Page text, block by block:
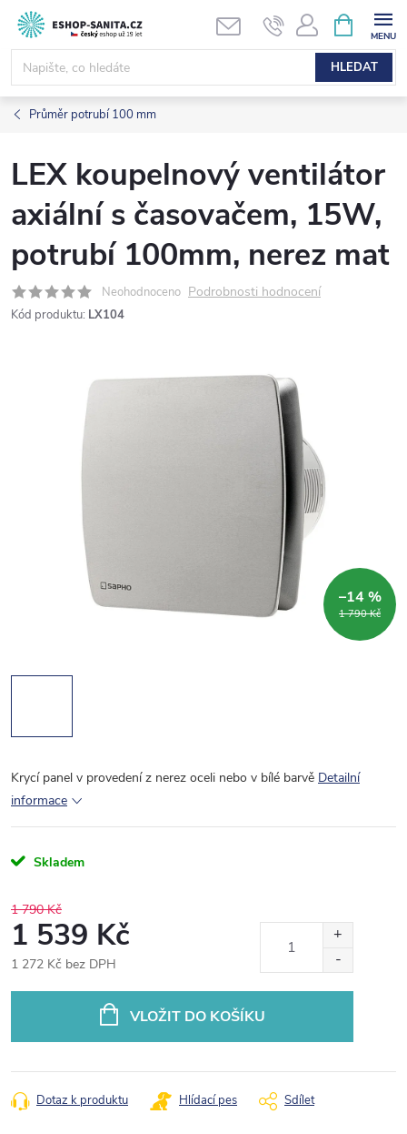
Přejít
obsah
HLEDAT
NÁKUPNÍ
KOŠÍK
Průměr potrubí 100 mm
LEX koupelnový ventilátor
axiální s časovačem, 15W,
potrubí 100mm, nerez mat
Neohodnoceno Podrobnosti hodnocení
Kód produktu: LX104
1 790 Kč
–14 %
Krycí panel v provedení z nerez oceli nebo v bílé barvě Detailní
informace
Skladem
1 790 Kč
1 539 Kč
1 272 Kč bez DPH
VLOŽIT DO KOŠÍKU
Dotaz k produktu Hlídací pes Sdílet